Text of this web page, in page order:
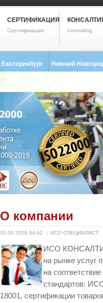
СЕРТИФИКАЦИЯ
Сертификация Consulting
Екатеринбург
8 (343) 237-2593
Нижний
О компании
10.05.2008 04:42 ИСО СПЕЦИАЛИСТ
ИСО
на рынке услуг
на
стандартов:
18001, сертификации